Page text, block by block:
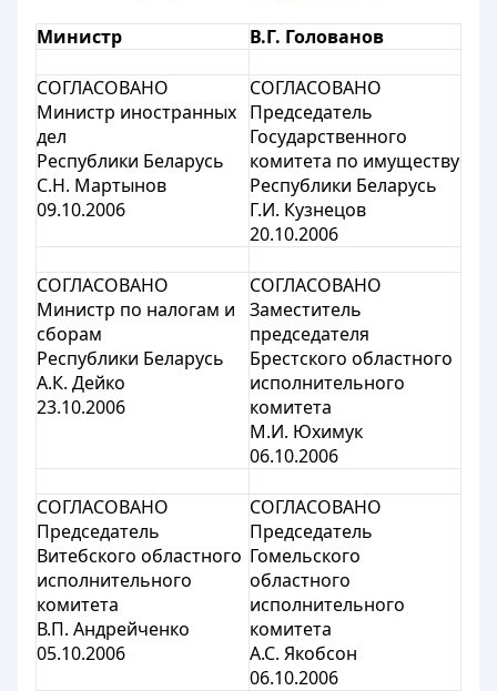
Министр В.Г. Голованов
СОГЛАСОВАНО
Министр иностранных
дел
Республики Беларусь
С.Н. Мартынов
09.10.2006
СОГЛАСОВАНО
Председатель
Государственного
комитета по имуществу
Республики Беларусь
Г.И. Кузнецов
20.10.2006
СОГЛАСОВАНО
Министр по налогам и
сборам
Республики Беларусь
А.К. Дейко
23.10.2006
СОГЛАСОВАНО
Заместитель
председателя
Брестского областного
исполнительного
комитета
М.И. Юхимук
06.10.2006
СОГЛАСОВАНО
Председатель
Витебского областного
исполнительного
комитета
В.П. Андрейченко
05.10.2006
СОГЛАСОВАНО
Председатель
Гомельского
областного
исполнительного
комитета
А.С. Якобсон
06.10.2006